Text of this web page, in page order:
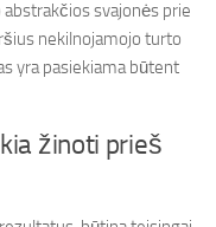
svajonės prie
nekilnojamojo turto
yra pasiekiama būtent
žinoti prieš